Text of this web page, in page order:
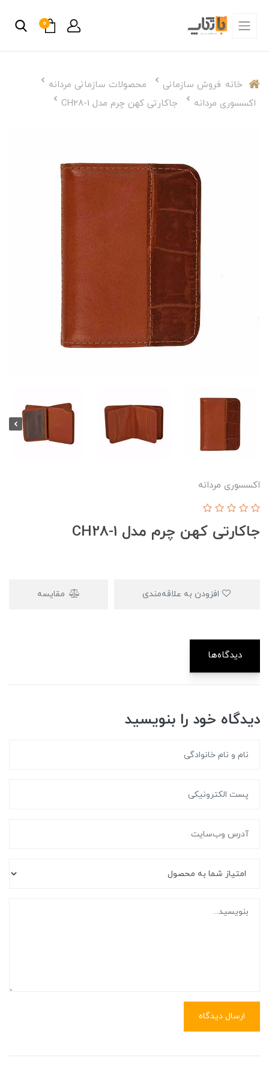
0
خانه فروش سازمانی
محصولات سازمانی مردانه
اکسسوری مردانه
جاکارتی کهن چرم مدل CH28-1
اکسسوری مردانه
جاکارتی کهن چرم مدل CH28-1
مقایسه
دیدگاه‌ها
دیدگاه خود را بنویسید
ارسال دیدگاه